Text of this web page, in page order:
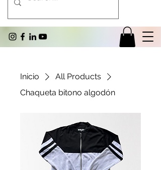
Inicio
All Products
Chaqueta bitono algodón